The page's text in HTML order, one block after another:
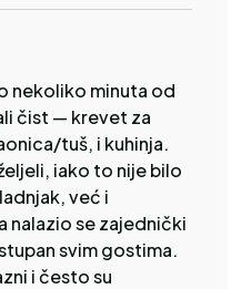
nekoliko minuta od
čist — krevet za
tuš, i kuhinja.
iako to nije bilo
već i
nalazio se zajednički
svim gostima.
i često su